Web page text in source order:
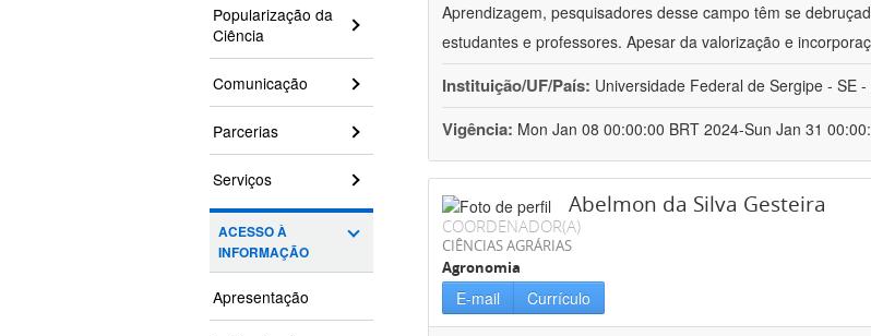
Popularização da
Ciência
Comunicação
Parcerias
Serviços
ACESSO À
INFORMAÇÃO
Apresentação
Aprendizagem, pesquisadores desse campo têm se
estudantes e professores. Apesar da valorização e
Instituição/UF/País: Universidade Federal de Sergipe - SE -
Vigência: Mon Jan 08 00:00:00 BRT 2024-Sun Jan 31
Abelmon da Silva Gesteira
COORDENADOR(A)
CIÊNCIAS AGRÁRIAS
Agronomia
E-mail Currículo